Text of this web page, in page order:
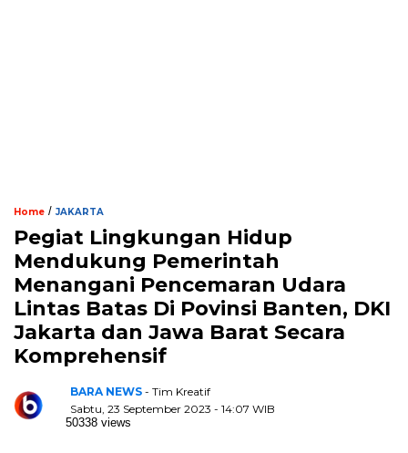
Home / JAKARTA
Pegiat Lingkungan Hidup
Mendukung Pemerintah
Menangani Pencemaran Udara
Lintas Batas Di Povinsi Banten, DKI
Jakarta dan Jawa Barat Secara
Komprehensif
BARA NEWS - Tim Kreatif
Sabtu, 23 September 2023 - 14:07 WIB
50338 views